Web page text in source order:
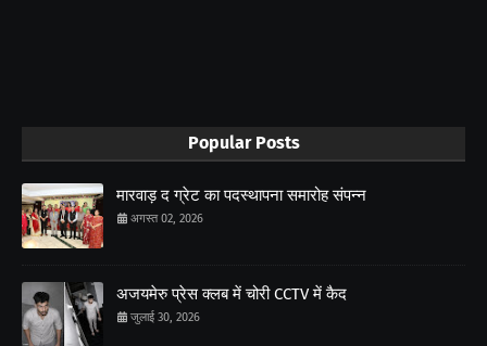
Popular Posts
मारवाड़ द ग्रेट का पदस्थापना समारोह संपन्न
अगस्त 02, 2026
अजयमेरु प्रेस क्लब में चोरी CCTV में कैद
जुलाई 30, 2026